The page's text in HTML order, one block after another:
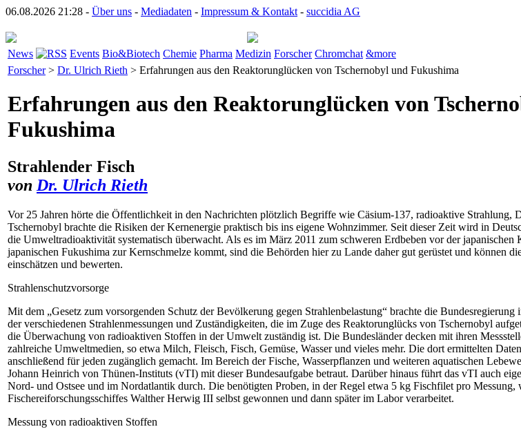
06.08.2026 21:28 - Über uns - Mediadaten - Impressum & Kontakt - succidia AG
News Events Bio&Biotech Chemie Pharma Medizin Forscher Chromchat &more
Forscher> Dr. Ulrich Rieth > Erfahrungen aus den Reaktorunglücken von Tschernobyl und Fukushima
Erfahrungen aus den Reaktorunglücken von
Fukushima
Strahlender Fisch
von Dr. Ulrich Rieth
Vor 25 Jahren hörte die Öffentlichkeit in den Nachrichten plötzlich Begriffe wie Cäsium-137, radioaktive Strahlung,
Tschernobyl brachte die Risiken der Kernenergie praktisch bis ins eigene Wohnzimmer. Seit dieser Zeit wird in
die Umweltradioaktivität systematisch überwacht. Als es im März 2011 zum schweren Erdbeben vor der japanischen
japanischen Fukushima zur Kernschmelze kommt, sind die Behörden hier zu Lande daher gut gerüstet und können
einschätzen und bewerten.
Strahlenschutzvorsorge
Mit dem „Gesetz zum vorsorgenden Schutz der Bevölkerung gegen Strahlenbelastung“ brachte die
der verschiedenen Strahlenmessungen und Zuständigkeiten, die im Zuge des Reaktorunglücks von Tschernobyl
die Überwachung von radioaktiven Stoffen in der Umwelt zuständig ist. Die Bundesländer decken mit ihren
zahlreiche Umweltmedien, so etwa Milch, Fleisch, Fisch, Gemüse, Wasser und vieles mehr. Die dort ermittelten
anschließend für jeden zugänglich gemacht. Im Bereich der Fische, Wasserpflanzen und weiteren aquatischen
Johann Heinrich von Thünen-Instituts (vTI) mit dieser Bundesaufgabe betraut. Darüber hinaus führt das vTI auch
Nord- und Ostsee und im Nordatlantik durch. Die benötigten Proben, in der Regel etwa 5 kg Fischfilet pro Messung,
Fischereiforschungsschiffes Walther Herwig III selbst gewonnen und dann später im Labor verarbeitet.
Messung von radioaktiven Stoffen